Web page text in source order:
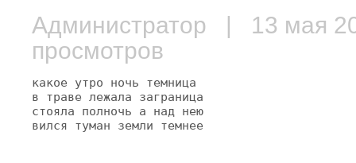
Администратор | 13 мая
просмотров
какое утро ночь темница
в траве лежала заграница
стояла полночь а над нею
вился туман земли темнее